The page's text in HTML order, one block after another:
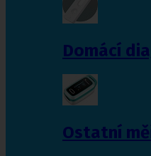
Domácí
Ostatní